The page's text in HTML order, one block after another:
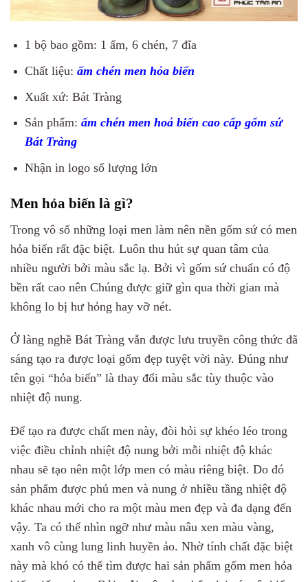
1 bộ bao gồm: 1 ấm, 6 chén, 7 đĩa
Chất liệu: ấm chén men hỏa biến
Xuất xứ: Bát Tràng
Sản phẩm: ấm chén men hoả biến cao cấp gốm sứ
Bát Tràng
Nhận in logo số lượng lớn
Men hỏa biến là gì?
Trong vô số những loại men làm nên nền gốm sứ có men
hỏa biến rất đặc biệt. Luôn thu hút sự quan tâm của
nhiều người bởi màu sắc lạ. Bởi vì gốm sứ chuẩn có độ
bền rất cao nên Chúng được giữ gìn qua thời gian mà
không lo bị hư hỏng hay vỡ nét.
Ở làng nghề Bát Tràng vẫn được lưu truyền công thức đã
sáng tạo ra được loại gốm đẹp tuyệt vời này. Đúng như
tên gọi “hỏa biến” là thay đổi màu sắc tùy thuộc vào
nhiệt độ nung.
Để tạo ra được chất men này, đòi hỏi sự khéo léo trong
việc điều chỉnh nhiệt độ nung bởi mỗi nhiệt độ khác
nhau sẽ tạo nên một lớp men có màu riêng biệt. Do đó
sản phẩm được phủ men và nung ở nhiều tầng nhiệt độ
khác nhau mới cho ra một màu men đẹp và đa dạng đến
vậy. Ta có thể nhìn ngỡ như màu nâu xen màu vàng,
xanh vô cùng lung linh huyền ảo. Nhờ tính chất đặc biệt
này mà khó có thể tìm được hai sản phẩm gốm men hỏa